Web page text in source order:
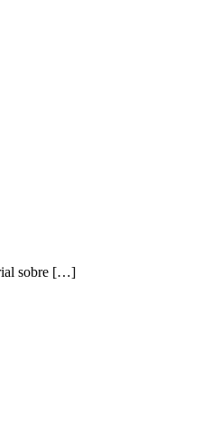
sobre […]